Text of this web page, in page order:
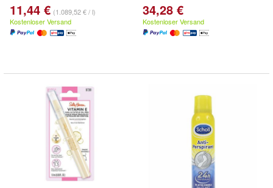
11,44 € (1.089,52 € / l)
Kostenloser Versand
34,28 €
Kostenloser Versand